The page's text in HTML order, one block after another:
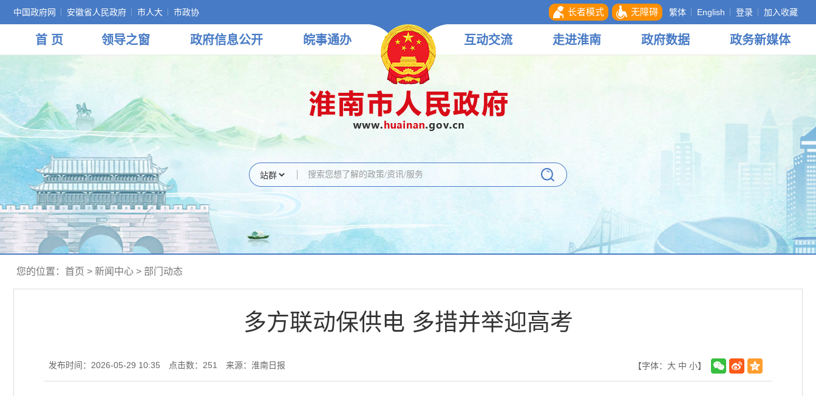
中国政府网 安徽省人民政府 市人大 市政协 长者模式 无障碍 繁体 English 登录 加入收藏
首 页 领导之窗 政府信息公开 皖事通办 互动交流 走进淮南 政府数据 政务新媒体
您的位置： 首页 > 新闻中心 > 部门动态
多方联动保供电 多措并举迎高考
发布时间：2026-05-29 10:35 点击数： 251 来源：淮南日报 【字体： 大 中 小】